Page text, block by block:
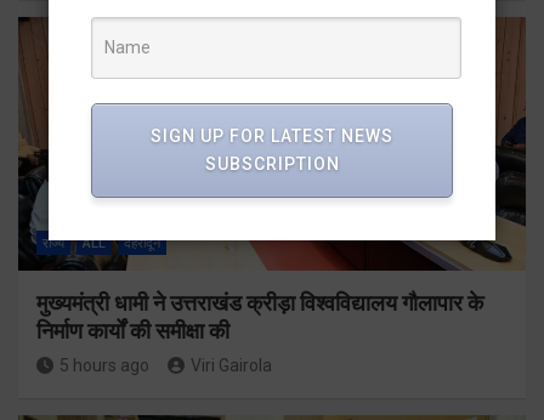
राज्य ALL देहरादून
मुख्यमंत्री धामी ने उत्तराखंड क्रीड़ा विश्वविद्यालय गौलापार के
निर्माण कार्यों की समीक्षा की
5 hours ago Viri Gairola
SIGN UP FOR LATEST NEWS
SUBSCRIPTION